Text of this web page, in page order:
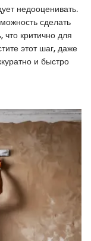
недооценивать.
сделать
что критично для
этот шаг, даже
и быстро